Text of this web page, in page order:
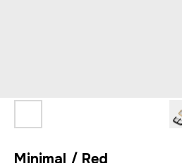
Minimal / Red